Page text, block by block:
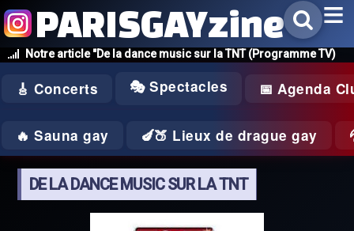
Notre article "De la dance music sur la TNT (Programme TV)
PARISGAYzine
🎸 Concerts 🎭 Spectacles 📅 Agenda
🔥 Sauna gay 🍆🍑 Lieux de drague gay
DE LA DANCE MUSIC SUR LA TNT